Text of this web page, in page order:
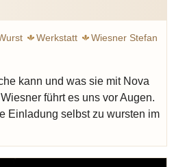
Werkstatt
Wiesner Stefan
Elemente Avantgarde Fleisch
kann und was sie mit Nova
führt es uns vor Augen.
Einladung selbst zu wursten im